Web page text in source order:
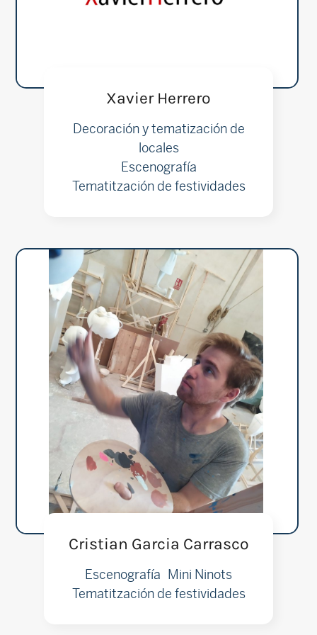
Xavier Herrero
Decoración y tematización de
locales
Escenografía
Tematitzación de festividades
Cristian Garcia Carrasco
Escenografía Mini Ninots
Tematitzación de festividades